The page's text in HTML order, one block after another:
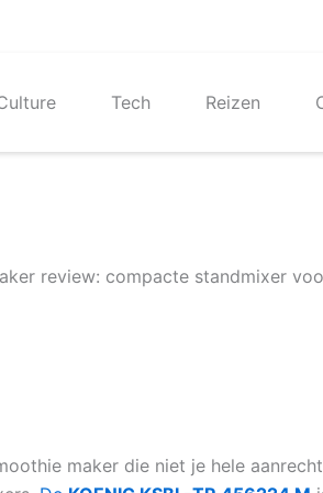
Tech Reizen
review: compacte standmixer
maker die niet je hele